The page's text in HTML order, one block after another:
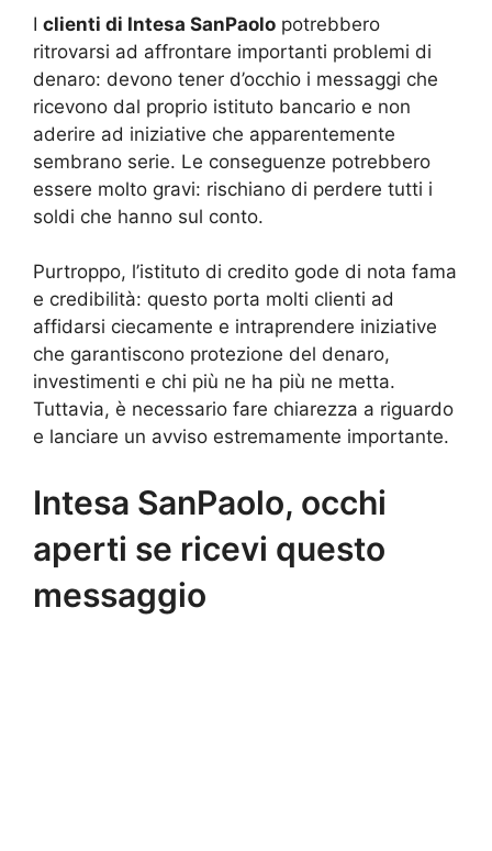
I clienti di Intesa SanPaolo potrebbero
ritrovarsi ad affrontare importanti problemi di
denaro: devono tener d’occhio i messaggi che
ricevono dal proprio istituto bancario e non
aderire ad iniziative che apparentemente
sembrano serie. Le conseguenze potrebbero
essere molto gravi: rischiano di perdere tutti i
soldi che hanno sul conto.
Purtroppo, l’istituto di credito gode di nota fama
e credibilità: questo porta molti clienti ad
affidarsi ciecamente e intraprendere iniziative
che garantiscono protezione del denaro,
investimenti e chi più ne ha più ne metta.
Tuttavia, è necessario fare chiarezza a riguardo
e lanciare un avviso estremamente importante.
Intesa SanPaolo, occhi
aperti se ricevi questo
messaggio